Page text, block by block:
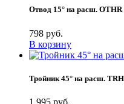
Отвод 15° на расш. OTHR
798 руб.
В корзину
Тройник 45° на расш.
1 995 руб.